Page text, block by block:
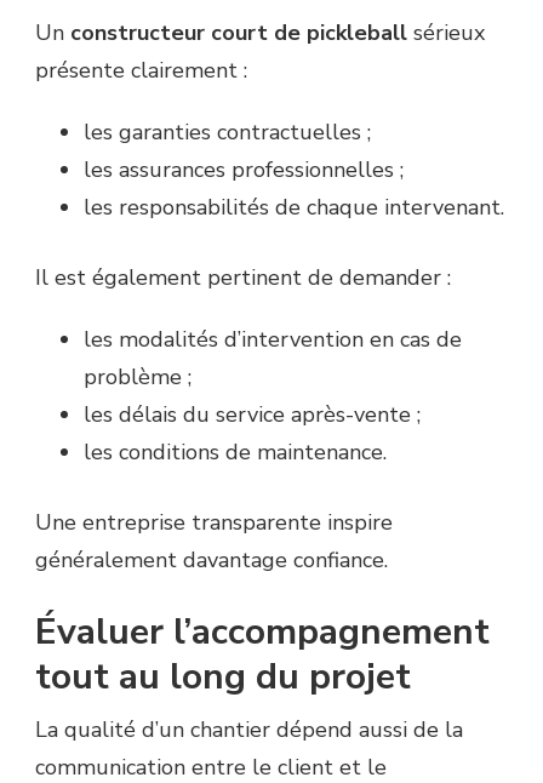
Un constructeur court de pickleball sérieux
présente clairement :
les garanties contractuelles ;
les assurances professionnelles ;
les responsabilités de chaque intervenant.
Il est également pertinent de demander :
les modalités d’intervention en cas de
problème ;
les délais du service après-vente ;
les conditions de maintenance.
Une entreprise transparente inspire
généralement davantage confiance.
Évaluer l’accompagnement
tout au long du projet
La qualité d’un chantier dépend aussi de la
communication entre le client et le